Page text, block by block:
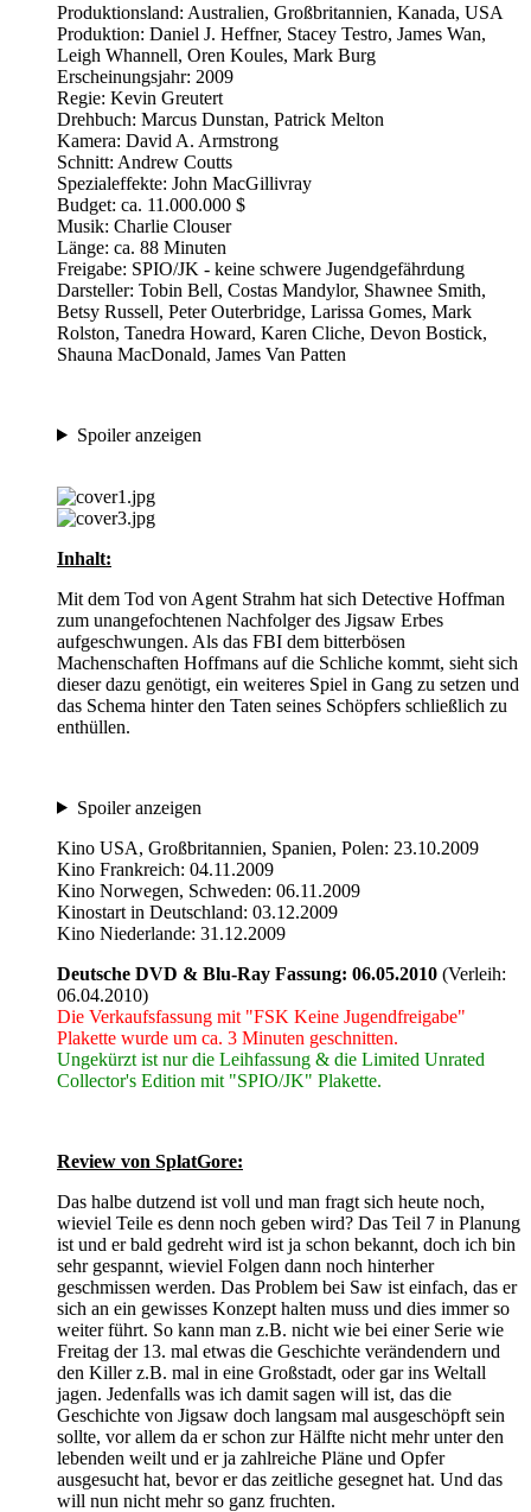
Produktionsland: Australien, Großbritannien, Kanada, USA
Produktion: Daniel J. Heffner, Stacey Testro, James Wan,
Leigh Whannell, Oren Koules, Mark Burg
Erscheinungsjahr: 2009
Regie: Kevin Greutert
Drehbuch: Marcus Dunstan, Patrick Melton
Kamera: David A. Armstrong
Schnitt: Andrew Coutts
Spezialeffekte: John MacGillivray
Budget: ca. 11.000.000 $
Musik: Charlie Clouser
Länge: ca. 88 Minuten
Freigabe: SPIO/JK - keine schwere Jugendgefährdung
Darsteller: Tobin Bell, Costas Mandylor, Shawnee Smith,
Betsy Russell, Peter Outerbridge, Larissa Gomes, Mark
Rolston, Tanedra Howard, Karen Cliche, Devon Bostick,
Shauna MacDonald, James Van Patten
Spoiler anzeigen
Inhalt:
Mit dem Tod von Agent Strahm hat sich Detective Hoffman
zum unangefochtenen Nachfolger des Jigsaw Erbes
aufgeschwungen. Als das FBI dem bitterbösen
Machenschaften Hoffmans auf die Schliche kommt, sieht sich
dieser dazu genötigt, ein weiteres Spiel in Gang zu setzen und
das Schema hinter den Taten seines Schöpfers schließlich zu
enthüllen.
Spoiler anzeigen
Kino USA, Großbritannien, Spanien, Polen: 23.10.2009
Kino Frankreich: 04.11.2009
Kino Norwegen, Schweden: 06.11.2009
Kinostart in Deutschland: 03.12.2009
Kino Niederlande: 31.12.2009
Deutsche DVD & Blu-Ray Fassung: 06.05.2010 (Verleih:
06.04.2010)
Die Verkaufsfassung mit "FSK Keine Jugendfreigabe"
Plakette wurde um ca. 3 Minuten geschnitten.
Ungekürzt ist nur die Leihfassung & die Limited Unrated
Collector's Edition mit "SPIO/JK" Plakette.
Review von SplatGore:
Das halbe dutzend ist voll und man fragt sich heute noch,
wieviel Teile es denn noch geben wird? Das Teil 7 in Planung
ist und er bald gedreht wird ist ja schon bekannt, doch ich bin
sehr gespannt, wieviel Folgen dann noch hinterher
geschmissen werden. Das Problem bei Saw ist einfach, das er
sich an ein gewisses Konzept halten muss und dies immer so
weiter führt. So kann man z.B. nicht wie bei einer Serie wie
Freitag der 13. mal etwas die Geschichte verändendern und
den Killer z.B. mal in eine Großstadt, oder gar ins Weltall
jagen. Jedenfalls was ich damit sagen will ist, das die
Geschichte von Jigsaw doch langsam mal ausgeschöpft sein
sollte, vor allem da er schon zur Hälfte nicht mehr unter den
lebenden weilt und er ja zahlreiche Pläne und Opfer
ausgesucht hat, bevor er das zeitliche gesegnet hat. Und das
will nun nicht mehr so ganz fruchten.